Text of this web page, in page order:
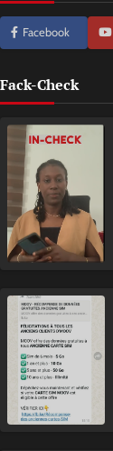
Facebook
Fack-Check